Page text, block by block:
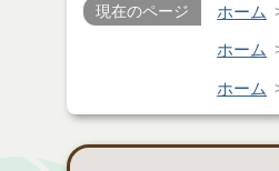
現在のページ ホーム
ホーム
ホーム